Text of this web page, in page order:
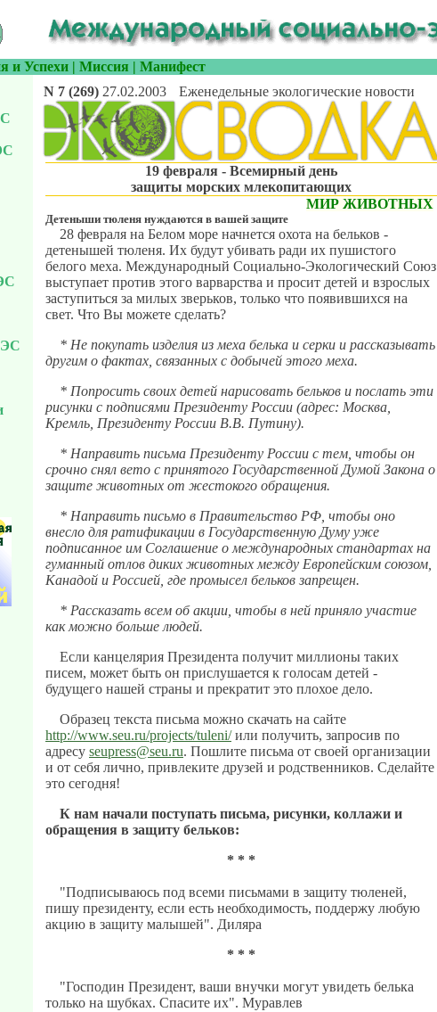
и Успехи | Миссия | Манифест
N 7 (269) 27.02.2003 Еженедельные экологические новости
19 февраля - Всемирный день
защиты морских млекопитающих
МИР ЖИВОТНЫХ
Детеныши тюленя нуждаются в вашей защите
28 февраля на Белом море начнется охота на бельков -
детенышей тюленя. Их будут убивать ради их пушистого
белого меха. Международный Социально-Экологический Союз
выступает против этого варварства и просит детей и взрослых
заступиться за милых зверьков, только что появившихся на
свет. Что Вы можете сделать?
* Не покупать изделия из меха белька и серки и рассказывать
другим о фактах, связанных с добычей этого меха.
* Попросить своих детей нарисовать бельков и послать эти
рисунки с подписями Президенту России (адрес: Москва,
Кремль, Президенту России В.В. Путину).
* Направить письма Президенту России с тем, чтобы он
срочно снял вето с принятого Государственной Думой Закона о
защите животных от жестокого обращения.
* Направить письмо в Правительство РФ, чтобы оно
внесло для ратификации в Государственную Думу уже
подписанное им Соглашение о международных стандартах на
гуманный отлов диких животных между Европейским союзом,
Канадой и Россией, где промысел бельков запрещен.
* Рассказать всем об акции, чтобы в ней приняло участие
как можно больше людей.
Если канцелярия Президента получит миллионы таких
писем, может быть он прислушается к голосам детей -
будущего нашей страны и прекратит это плохое дело.
Образец текста письма можно скачать на сайте
http://www.seu.ru/projects/tuleni/или получить, запросив по
адресу seupress@seu.ru. Пошлите письма от своей организации
и от себя лично, привлеките друзей и родственников. Сделайте
это сегодня!
К нам начали поступать письма, рисунки, коллажи и
обращения в защиту бельков:
* * *
"Подписываюсь под всеми письмами в защиту тюленей,
пишу президенту, если есть необходимость, поддержу любую
акцию в защиту малышей". Диляра
* * *
"Господин Президент, ваши внучки могут увидеть белька
только на шубках. Спасите их". Муравлев